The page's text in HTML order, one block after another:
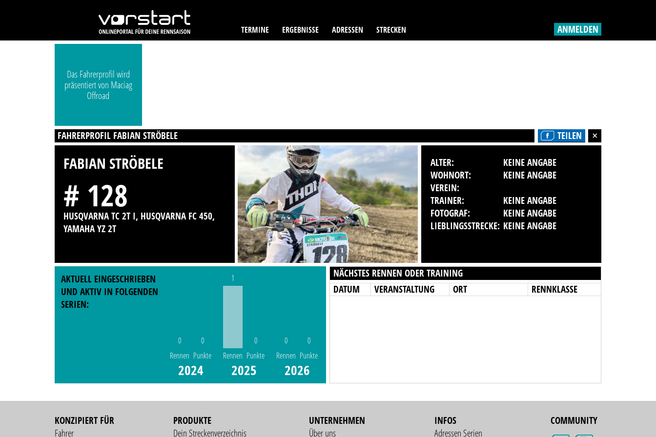
TERMINE ERGEBNISSE ADRESSEN STRECKEN ANMELDEN
Das Fahrerprofil wird
präsentiert von Maciag
Offroad
FAHRERPROFIL FABIAN STRÖBELE TEILEN
FABIAN STRÖBELE
# 128
HUSQVARNA TC 2T I, HUSQVARNA FC 450,
YAMAHA YZ 2T
ALTER:
KEINE ANGABE
WOHNORT:
KEINE ANGABE
VEREIN:
TRAINER:
KEINE ANGABE
FOTOGRAF:
KEINE ANGABE
LIEBLINGSSTRECKE: KEINE ANGABE
AKTUELL EINGESCHRIEBEN
UND AKTIV IN FOLGENDEN
SERIEN:
0
Rennen
0
Punkte
2024
1
Rennen
0
Punkte
2025
0
Rennen
0
Punkte
2026
NÄCHSTES RENNEN ODER TRAINING
DATUM
VERANSTALTUNG ORT RENNKLASSE
KONZIPIERT FÜR
Fahrer
PRODUKTE
Dein Streckenverzeichnis
UNTERNEHMEN
Über uns
INFOS
Adressen Serien
COMMUNITY